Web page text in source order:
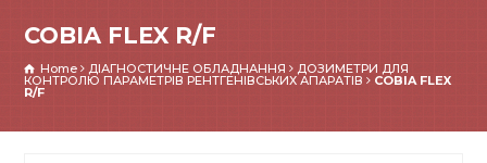
COBIA FLEX R/F
Home ДІАГНОСТИЧНЕ ОБЛАДНАННЯ ДОЗИМЕТРИ ДЛЯ
КОНТРОЛЮ ПАРАМЕТРІВ РЕНТГЕНІВСЬКИХ АПАРАТІВ COBIA FLEX
R/F